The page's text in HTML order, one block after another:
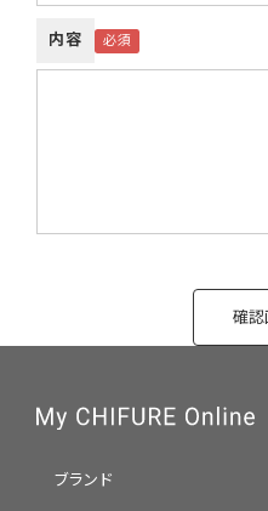
内容
ブランド